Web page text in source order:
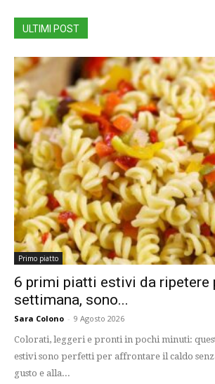
ULTIMI POST
Primo piatto
6 primi piatti estivi da ripetere
settimana, sono...
Sara Colono - 9 Agosto 2026
Colorati, leggeri e pronti in pochi minuti:
estivi sono perfetti per affrontare il caldo
gusto e alla...